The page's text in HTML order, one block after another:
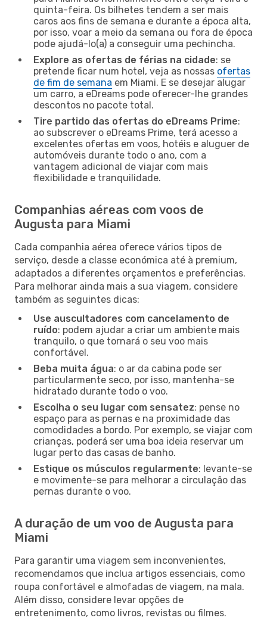
quinta-feira. Os bilhetes tendem a ser mais
caros aos fins de semana e durante a época alta,
por isso, voar a meio da semana ou fora de época
pode ajudá-lo(a) a conseguir uma pechincha.
Explore as ofertas de férias na cidade: se
pretende ficar num hotel, veja as nossas ofertas
de fim de semana em Miami. E se desejar alugar
um carro, a eDreams pode oferecer-lhe grandes
descontos no pacote total.
Tire partido das ofertas do eDreams Prime:
ao subscrever o eDreams Prime, terá acesso a
excelentes ofertas em voos, hotéis e aluguer de
automóveis durante todo o ano, com a
vantagem adicional de viajar com mais
flexibilidade e tranquilidade.
Companhias aéreas com voos de
Augusta para Miami
Cada companhia aérea oferece vários tipos de
serviço, desde a classe económica até à premium,
adaptados a diferentes orçamentos e preferências.
Para melhorar ainda mais a sua viagem, considere
também as seguintes dicas:
Use auscultadores com cancelamento de
ruído: podem ajudar a criar um ambiente mais
tranquilo, o que tornará o seu voo mais
confortável.
Beba muita água: o ar da cabina pode ser
particularmente seco, por isso, mantenha-se
hidratado durante todo o voo.
Escolha o seu lugar com sensatez: pense no
espaço para as pernas e na proximidade das
comodidades a bordo. Por exemplo, se viajar com
crianças, poderá ser uma boa ideia reservar um
lugar perto das casas de banho.
Estique os músculos regularmente: levante-se
e movimente-se para melhorar a circulação das
pernas durante o voo.
A duração de um voo de Augusta para
Miami
Para garantir uma viagem sem inconvenientes,
recomendamos que inclua artigos essenciais, como
roupa confortável e almofadas de viagem, na mala.
Além disso, considere levar opções de
entretenimento, como livros, revistas ou filmes.